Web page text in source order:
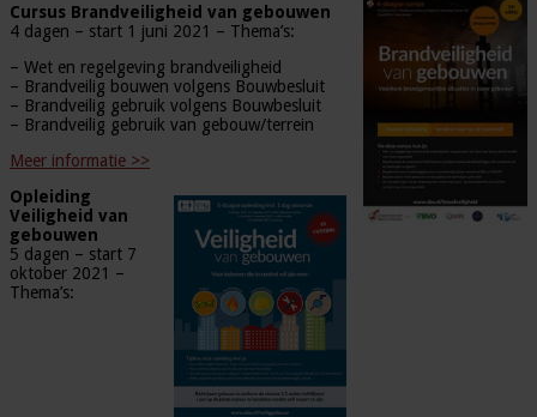
Cursus Brandveiligheid van gebouwen
4 dagen – start 1 juni 2021 – Thema’s:
– Wet en regelgeving brandveiligheid
– Brandveilig bouwen volgens Bouwbesluit
– Brandveilig gebruik volgens Bouwbesluit
– Brandveilig gebruik van gebouw/terrein
Meer informatie >>
Opleiding
Veiligheid van
gebouwen
5 dagen – start 7
oktober 2021 –
Thema’s: